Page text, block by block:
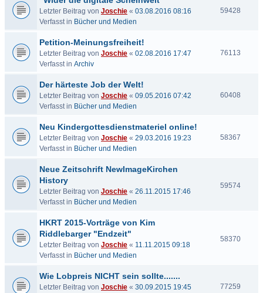
Letzter Beitrag von Joschie « 03.08.2016 08:16
Verfasst in Bücher und Medien
59428
Petition-Meinungsfreiheit!
Letzter Beitrag von Joschie « 02.08.2016 17:47
Verfasst in Archiv
76113
Der härteste Job der Welt!
Letzter Beitrag von Joschie « 09.05.2016 07:42
Verfasst in Bücher und Medien
60408
Neu Kindergottesdienstmateriel online!
Letzter Beitrag von Joschie « 29.03.2016 19:23
Verfasst in Bücher und Medien
58367
Neue Zeitschrift NewImageKirchen
History
Letzter Beitrag von Joschie « 26.11.2015 17:46
Verfasst in Bücher und Medien
59574
HKRT 2015-Vorträge von Kim
Riddlebarger "Endzeit"
Letzter Beitrag von Joschie « 11.11.2015 09:18
Verfasst in Bücher und Medien
58370
Wie Lobpreis NICHT sein sollte.......
Letzter Beitrag von Joschie « 30.09.2015 19:45
77259